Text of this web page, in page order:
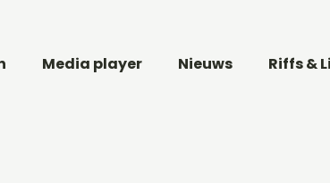
Media player Nieuws Riffs &